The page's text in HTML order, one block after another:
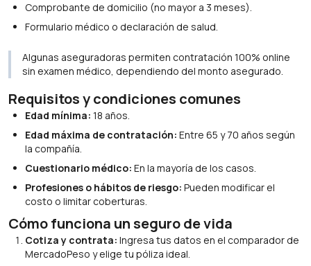
Comprobante de domicilio (no mayor a 3 meses).
Formulario médico o declaración de salud.
Algunas aseguradoras permiten contratación 100% online
sin examen médico, dependiendo del monto asegurado.
Requisitos y condiciones comunes
Edad mínima: 18 años.
Edad máxima de contratación: Entre 65 y 70 años según
la compañía.
Cuestionario médico: En la mayoría de los casos.
Profesiones o hábitos de riesgo: Pueden modificar el
costo o limitar coberturas.
Cómo funciona un seguro de vida
Cotiza y contrata: Ingresa tus datos en el comparador de
MercadoPeso y elige tu póliza ideal.